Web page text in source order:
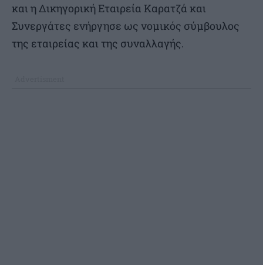
και η Δικηγορική Εταιρεία Καρατζά και
Συνεργάτες ενήργησε ως νομικός σύμβουλος
της εταιρείας και της συναλλαγής.